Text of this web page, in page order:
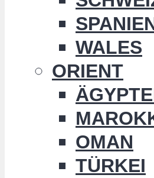
WALES
ORIENT
OMAN
TÜRKEI